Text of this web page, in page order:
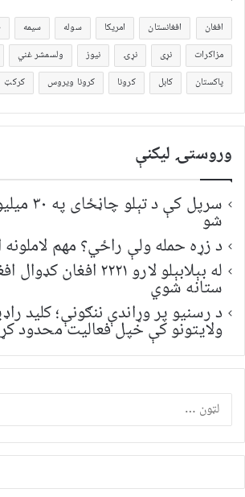
افغان افغانستان امریکا سوله سیمه
مزاکرات
نړی نړۍ نیوز ولسمشر غني
پاکستان
کابل کرونا کرونا ویروس کرکټ
وروستۍ ليکنې
سرپل کې
شو
د زړه حمله ولې راځي؟ مهم
له بېلابېلو لارو ۲۲۲۱
ستانه شوي
د رسنیو پر وړاندې ننګونې؛ کلید
ولایتونو کې خپل فعالیت محدود کړ